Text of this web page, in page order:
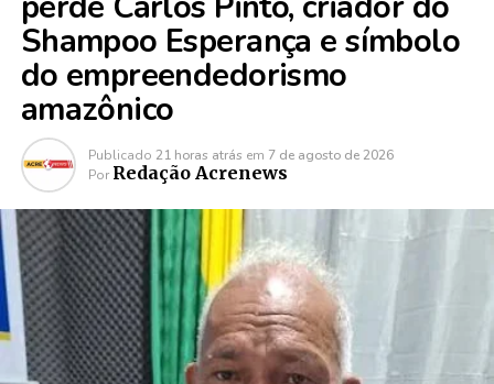
Shampoo Esperança e símbolo
do empreendedorismo
amazônico
Publicado 21 horas atrás em 7 de agosto de 2026
Por Redação Acrenews